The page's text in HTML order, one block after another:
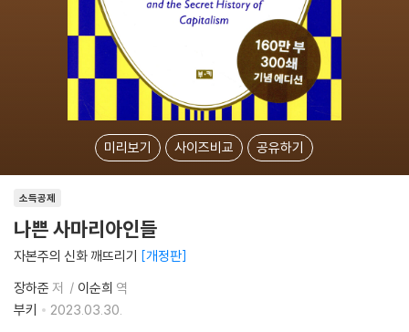
미리보기 사이즈비교 공유하기
소득공제
나쁜 사마리아인들
자본주의 신화 깨뜨리기 개정판
장하준 저 이순희 역
부키
2023.03.30.